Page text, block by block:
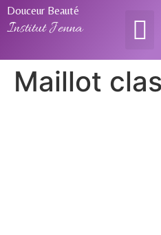
Douceur Beauté
Institut Jenna
Maillot